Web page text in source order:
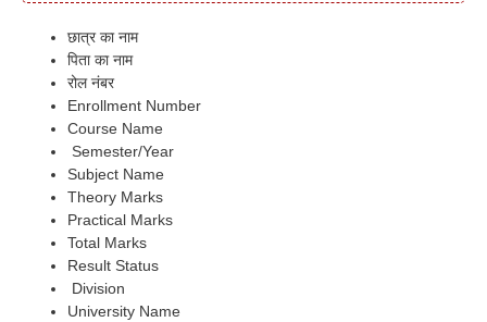
छात्र का नाम
पिता का नाम
रोल नंबर
Enrollment Number
Course Name
Semester/Year
Subject Name
Theory Marks
Practical Marks
Total Marks
Result Status
Division
University Name